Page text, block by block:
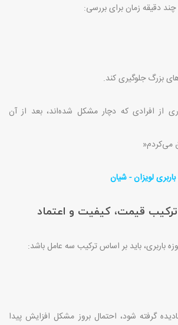
دقیقه زمان برای بررسی:
بزرگ جلوگیری کند.
از افرادی که دچار مشکل شده‌اند، بعد از آن
می‌کردم»
باربری لویزان - شیان
ترکیب قیمت، کیفیت و اعتماد
باربری، باید بر اساس ترکیب سه عامل باشد:
گرفته شود، احتمال بروز مشکل افزایش پیدا